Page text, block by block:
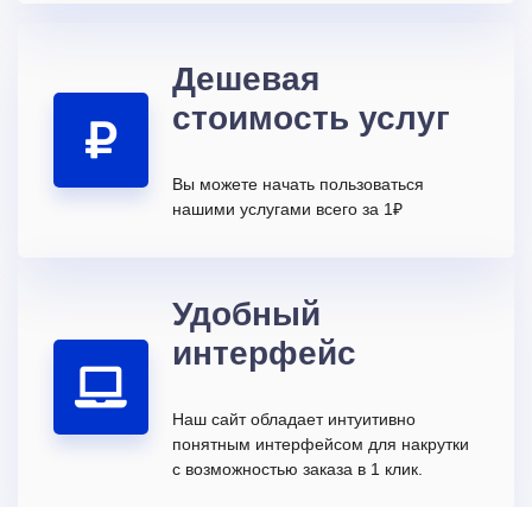
Дешевая
стоимость услуг
Вы можете начать пользоваться
нашими услугами всего за 1₽
Удобный
интерфейс
Наш сайт обладает интуитивно
понятным интерфейсом для накрутки
с возможностью заказа в 1 клик.